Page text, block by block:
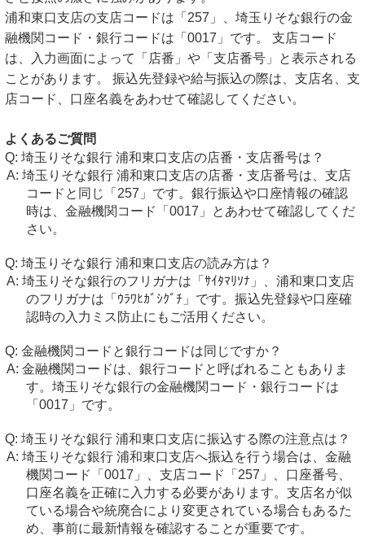
浦和東口支店の支店コードは「257」、埼玉りそな銀行の金
融機関コード・銀行コードは「0017」です。 支店コード
は、入力画面によって「店番」や「支店番号」と表示される
ことがあります。 振込先登録や給与振込の際は、支店名、支
店コード、口座名義をあわせて確認してください。
よくあるご質問
埼玉りそな銀行 浦和東口支店の店番・支店番号は？
埼玉りそな銀行 浦和東口支店の店番・支店番号は、支店
コードと同じ「257」です。銀行振込や口座情報の確認
時は、金融機関コード「0017」とあわせて確認してくだ
さい。
埼玉りそな銀行 浦和東口支店の読み方は？
埼玉りそな銀行のフリガナは「ｻｲﾀﾏﾘｿﾅ」、浦和東口支店
のフリガナは「ｳﾗﾜﾋｶﾞｼｸﾞﾁ」です。振込先登録や口座確
認時の入力ミス防止にもご活用ください。
金融機関コードと銀行コードは同じですか？
金融機関コードは、銀行コードと呼ばれることもありま
す。埼玉りそな銀行の金融機関コード・銀行コードは
「0017」です。
埼玉りそな銀行 浦和東口支店に振込する際の注意点は？
埼玉りそな銀行 浦和東口支店へ振込を行う場合は、金融
機関コード「0017」、支店コード「257」、口座番号、
口座名義を正確に入力する必要があります。支店名が似
ている場合や統廃合により変更されている場合もあるた
め、事前に最新情報を確認することが重要です。